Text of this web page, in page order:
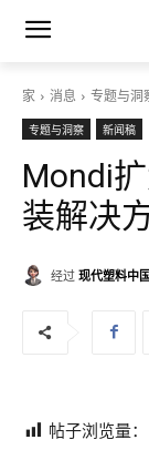
家 消息 专题与洞
专题与洞察 新闻稿
Mondi
装解决
经过 现代塑料中
帖子浏览量：